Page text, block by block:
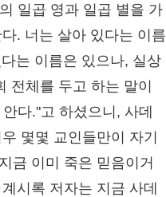
일곱 영과 일곱 별을 가
. 너는 살아 있다는 이름
는 이름은 있으나, 실상
전체를 두고 하는 말이
다."고 하셨으니, 사데
몇몇 교인들만이 자기
금 이미 죽은 믿음이거
시록 저자는 지금 사데